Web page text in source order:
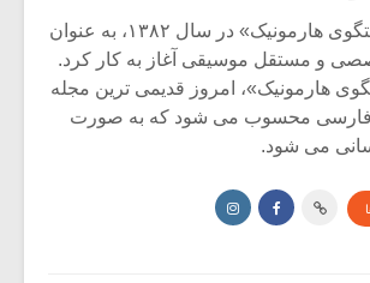
مجله آنلاین «گفتگوی هارمونیک» در سال ۱۳۸۲، به عنوان
و مستقل موسیقی آغاز به کار کرد.
هارمونیک»، امروز قدیمی ترین مجله
فارسی محسوب می شود که به صورت
می شود.